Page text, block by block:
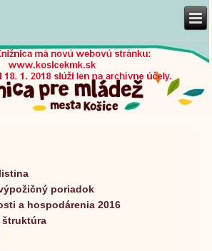
poriadok
a hospodárenia 2016
štruktúra